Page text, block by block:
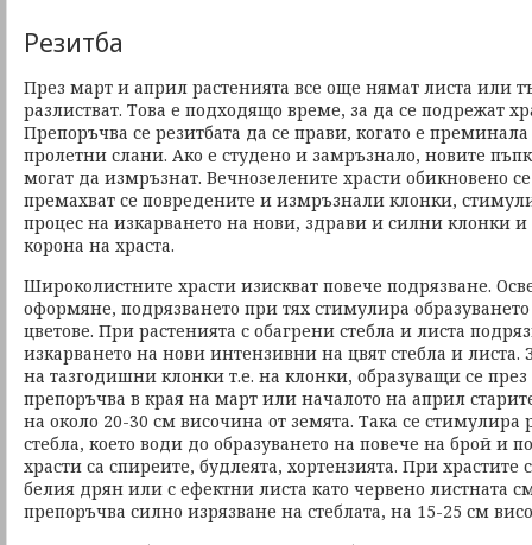
Резитба
През март и април растенията все още нямат листа или
разлистват. Това е подходящо време, за да се подрежат
Препоръчва се резитбата да се прави, когато е преминала
пролетни слани. Ако е студено и замръзнало, новите
могат да измръзнат. Вечнозелените храсти обикновено
премахват се повредените и измръзнали клонки,
процес на изкарването на нови, здрави и силни клонки
корона на храста.
Широколистните храсти изискват повече подрязване.
оформяне, подрязването при тях стимулира
цветове. При растенията с обагрени стебла и листа
изкарването на нови интензивни на цвят стебла и листа.
на тазгодишни клонки т.е. на клонки, образуващи се
препоръчва в края на март или началото на април
на около 20-30 см височина от земята. Така се стимулира
стебла, което води до образуването на повече на брой и
храсти са спиреите, будлеята, хортензията. При храстите
белия дрян или с ефектни листа като червено листната
препоръчва силно изрязване на стеблата, на 15-25 см